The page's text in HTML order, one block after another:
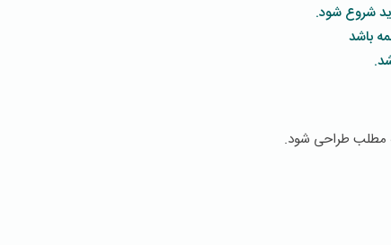
شروع شود.
مطلب طراحی شود.